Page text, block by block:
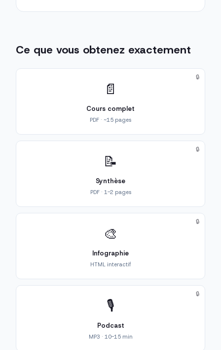
Ce que vous obtenez exactement
📄
Cours complet
PDF · ~15 pages
🔒
📝
Synthèse
PDF · 1-2 pages
🔒
🎨
Infographie
HTML interactif
🔒
🎙️
Podcast
MP3 · 10-15 min
🔒